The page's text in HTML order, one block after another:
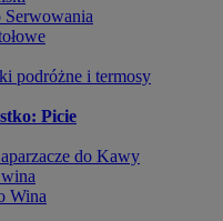
Serwowania
podróżne i termosy
Picie
do Kawy
Wina